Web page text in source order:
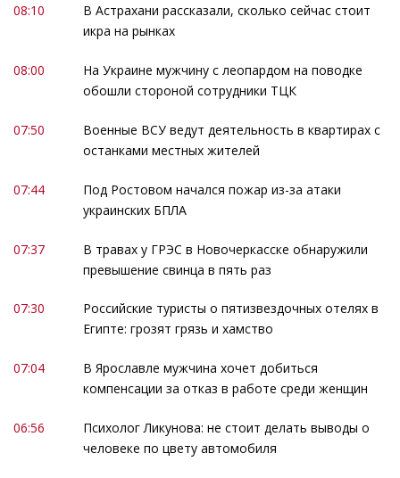
08:10
В Астрахани рассказали, сколько сейчас стоит
икра на рынках
08:00
На Украине мужчину с леопардом на поводке
обошли стороной сотрудники ТЦК
07:50
Военные ВСУ ведут деятельность в квартирах с
останками местных жителей
07:44
Под Ростовом начался пожар из-за атаки
украинских БПЛА
07:37
В травах у ГРЭС в Новочеркасске обнаружили
превышение свинца в пять раз
07:30
Российские туристы о пятизвездочных отелях в
Египте: грозят грязь и хамство
07:04
В Ярославле мужчина хочет добиться
компенсации за отказ в работе среди женщин
06:56
Психолог Ликунова: не стоит делать выводы о
человеке по цвету автомобиля